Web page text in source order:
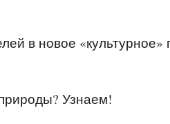
в новое
Узнаем!